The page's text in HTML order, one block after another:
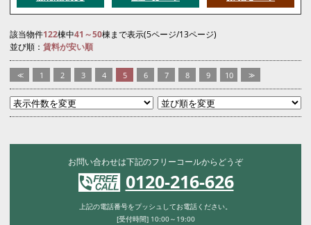
該当物件122棟中41～50棟まで表示(5ページ/13ページ)
並び順： 賃料が安い順
<< 1 2 3 4 5 6 7 8 9 10 >>
お問い合わせは下記のフリーコールからどうぞ
0120-216-626
上記の電話番号をプッシュしてお電話ください。
[受付時間] 10:00～19:00